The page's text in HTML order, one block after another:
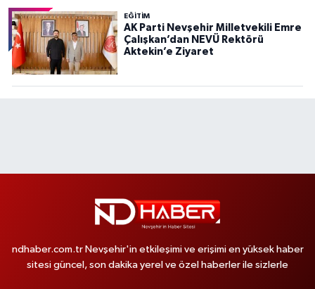
EĞITIM
AK Parti Nevşehir Milletvekili Emre
Çalışkan’dan NEVÜ Rektörü
Aktekin’e Ziyaret
ndhaber.com.tr Nevşehir'in etkileşimi ve erişimi en yüksek haber
sitesi güncel, son dakika yerel ve özel haberler ile sizlerle